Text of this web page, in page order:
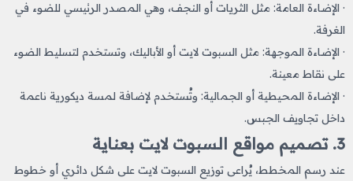
· الإضاءة العامة: مثل الثريات أو النجف، وهي المصدر الرئيسي للضوء في
الغرفة.
· الإضاءة الموجهة: مثل السبوت لايت أو الأباليك، وتستخدم لتسليط الضوء
على نقاط معينة.
· الإضاءة المحيطية أو الجمالية: وتُستخدم لإضافة لمسة ديكورية ناعمة
داخل تجاويف الجبس.
3. تصميم مواقع السبوت لايت بعناية
عند رسم المخطط، يُراعى توزيع السبوت لايت على شكل دائري أو خطوط